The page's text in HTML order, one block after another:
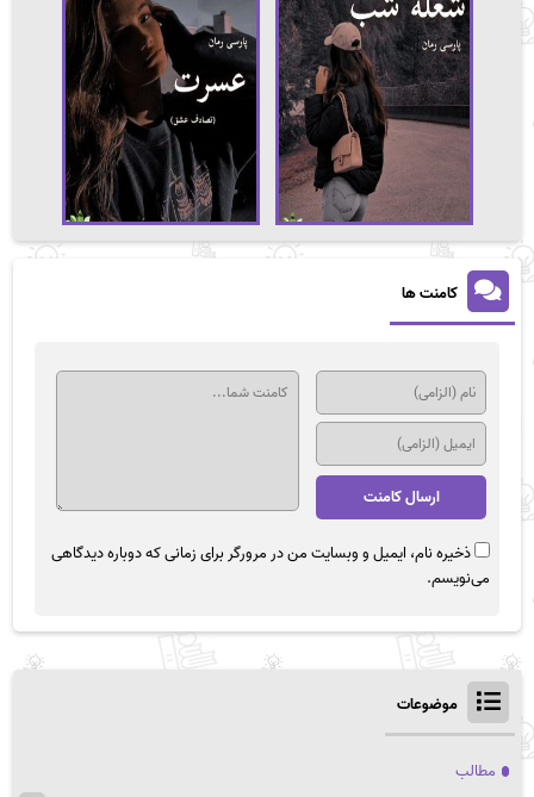
کامنت ها
ذخیره نام، ایمیل و وبسایت من در مرورگر برای زمانی که دوباره دیدگاهی
می‌نویسم.
موضوعات
مطالب